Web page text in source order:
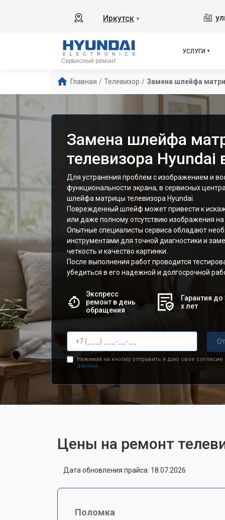
Иркутск ▼
Сервисный ремонт
УСЛУГИ
Главная / Телевизор / Замена шлейфа
Замена шлейфа
телевизора Hyundai
Для устранения проблем с изображением и
функциональности экрана, в сервисных
шлейфа матрицы телевизора Hyundai.
Поврежденный шлейф может привести к
или даже полному отсутствию изображения
Опытные специалисты сервиса обладают
инструментами для точной диагностики и
четкость и качество картинки.
После выполнения работ проводится
убедиться в его надежной и долгосрочной
Экспресс
ремонт в день
обращения
Гарантия до
х лет
Нажимая на кнопку отправить я даю свое согласие
данных.
Цены на ремонт
Дата обновления прайса: 18.07.2026
Поломка